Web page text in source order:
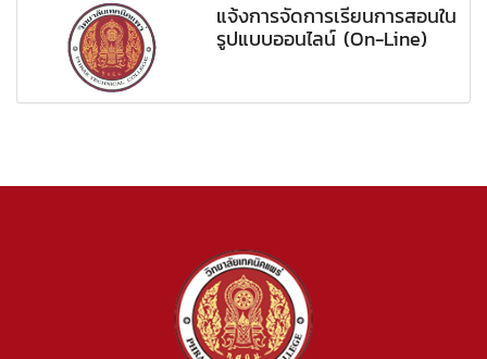
แจ้งการจัดการเรียนการสอนใน
รูปแบบออนไลน์ (On-Line)